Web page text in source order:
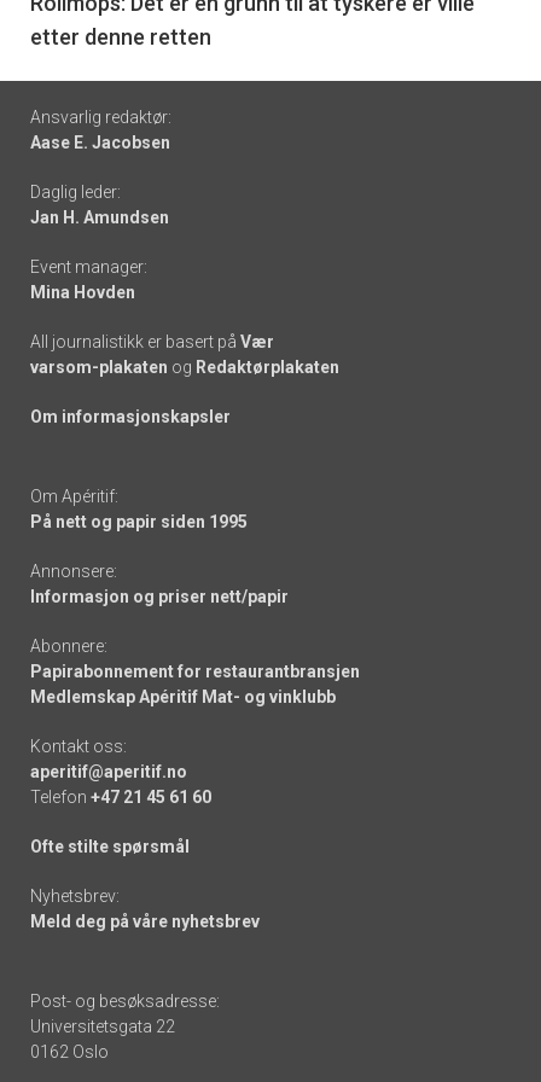
etter denne retten
Footer
-
links
Ansvarlig redaktør:
Aase E. Jacobsen
Daglig leder:
Jan H. Amundsen
Event manager:
Mina Hovden
All journalistikk er basert på Vær
varsom-plakaten og Redaktørplakaten
Om informasjonskapsler
Om Apéritif:
På nett og papir siden 1995
Annonsere:
Informasjon og priser nett/papir
Abonnere:
Papirabonnement for restaurantbransjen
Medlemskap Apéritif Mat- og vinklubb
Kontakt oss:
aperitif@aperitif.no
Telefon +47 21 45 61 60
Ofte stilte spørsmål
Nyhetsbrev:
Meld deg på våre nyhetsbrev
Post- og besøksadresse:
Universitetsgata 22
0162 Oslo